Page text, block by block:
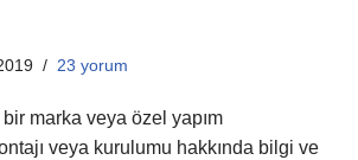
23 yorum
marka veya özel yapım
veya kurulumu hakkında bilgi ve